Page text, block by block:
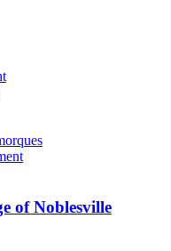
of Noblesville